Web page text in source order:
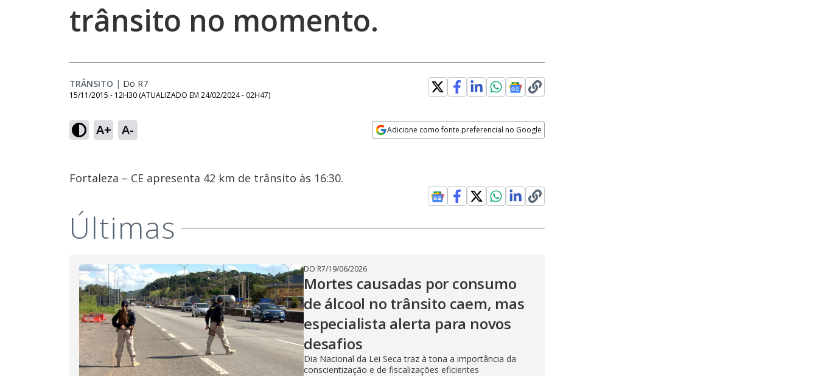
trânsito no momento.
TRÂNSITO | Do R7
15/11/2015 - 12H30 (ATUALIZADO EM 24/02/2024 - 02H47)
A+ A- Adicione como fonte preferencial no Google
Fortaleza – CE apresenta 42 km de trânsito às 16:30.
Últimas
DO R7/19/06/2026
Mortes causadas por consumo
de álcool no trânsito caem, mas
especialista alerta para novos
desafios
Dia Nacional da Lei Seca traz à tona a importância da
conscientização e de fiscalizações eficientes